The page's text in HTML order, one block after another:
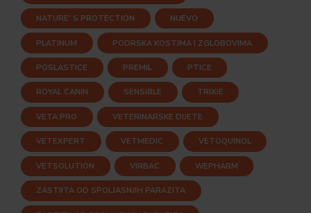
NATURE' S PROTECTION NUEVO
PLATINUM PODRSKA KOSTIMA I ZGLOBOVIMA
POSLASTICE PREMIL PTICE
ROYAL CANIN SENSIBLE TRIXIE
VETA PRO VETERINARSKE DIJETE
VETEXPERT VETMEDIC VETOQUINOL
VETSOLUTION VIRBAC WEPHARM
ZASTIITA OD SPOLJASNJIH PARAZITA